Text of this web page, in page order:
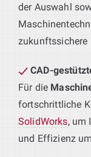
der Auswahl
zukunftssichere
CAD-
Für die
fortschrittliche
SolidWorks, um
und Effizienz